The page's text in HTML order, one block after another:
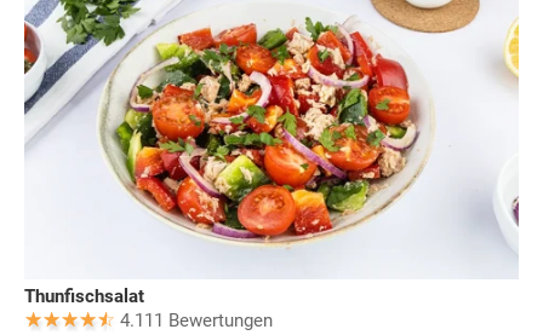
Thunfischsalat
4.111 Bewertungen